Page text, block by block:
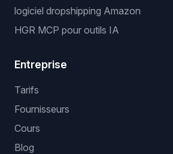
logiciel dropshipping Amazon
HGR MCP pour outils IA
Entreprise
Tarifs
Fournisseurs
Cours
Blog